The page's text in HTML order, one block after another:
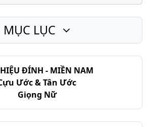
49
ĐÍNH - MIỀN NAM
Ước & Tân Ước
Giọng Nữ
MỤC LỤC